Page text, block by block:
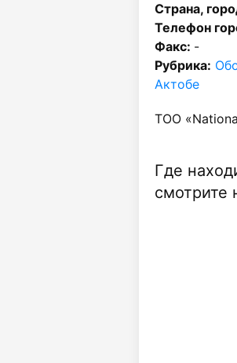
Страна,
Телефон
Факс: -
Рубрика:
Актобе
ТОО
Где
смотрите